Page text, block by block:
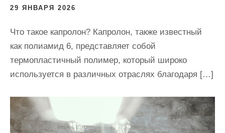
29 ЯНВАРЯ 2026
Что такое капролон? Капролон, также известный
как полиамид 6, представляет собой
термопластичный полимер, который широко
используется в различных отраслях благодаря […]